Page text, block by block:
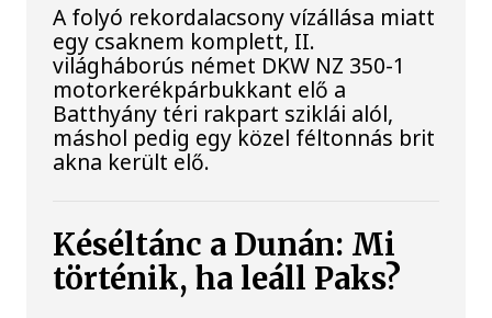
A folyó rekordalacsony vízállása miatt
egy csaknem komplett, II.
világháborús német DKW NZ 350-1
motorkerékpárbukkant elő a
Batthyány téri rakpart sziklái alól,
máshol pedig egy közel féltonnás brit
akna került elő.
Késéltánc a Dunán: Mi
történik, ha leáll Paks?